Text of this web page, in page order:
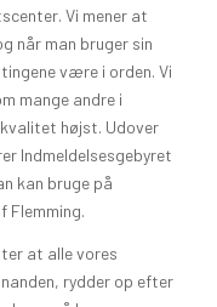
Vi mener at
når man bruger sin
være i orden. Vi
mange andre i
højst. Udover
Indmeldelsesgebyret
kan bruge på
Flemming.
at alle vores
rydder op efter